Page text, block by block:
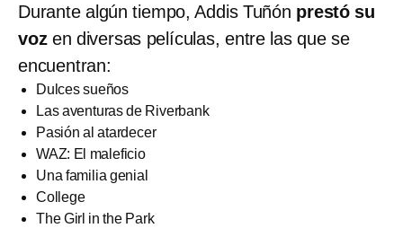
Durante algún tiempo, Addis Tuñón prestó su
voz en diversas películas, entre las que se
encuentran:
Dulces sueños
Las aventuras de Riverbank
Pasión al atardecer
WAZ: El maleficio
Una familia genial
College
The Girl in the Park